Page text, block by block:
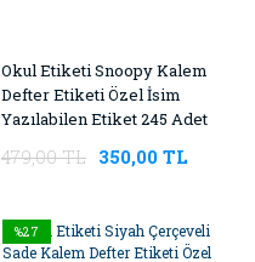
Okul Etiketi Snoopy Kalem
Defter Etiketi Özel İsim
Yazılabilen Etiket 245 Adet
479,00 TL 350,00 TL
%27